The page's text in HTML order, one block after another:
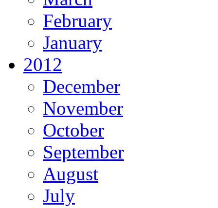
February
January
2012
December
November
October
September
August
July